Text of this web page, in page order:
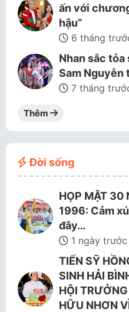
ấn với
hậu”
6 tháng
Nhan sắc tỏa
Sam Nguyễn
7 tháng
Thêm
Đời sống
HỌP MẶT 30
1996: Cảm
đây…
1 ngày trước
TIẾN SỸ
SINH HẢI
HỘI
HỮU NHƠN